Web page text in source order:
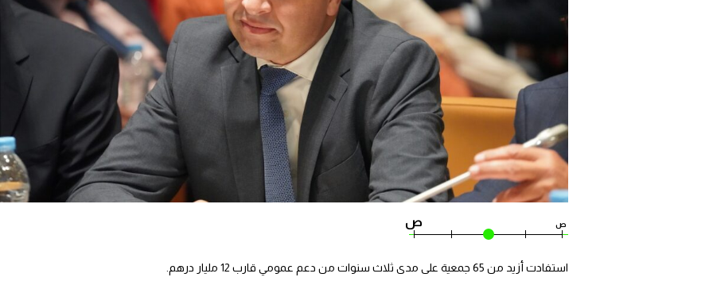
ص ص
استفادت أزيد من 65 جمعية على مدى ثلاث سنوات من دعم عمومي قارب 12 مليار درهم.